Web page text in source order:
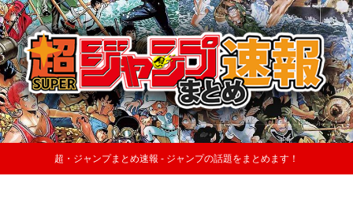
超・ジャンプまとめ速報 - ジャンプの話題をまとめます！